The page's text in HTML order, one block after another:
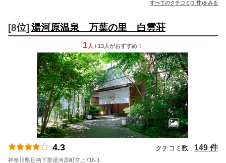
すべてのクチコミ(1 件)をみる
[8位] 湯河原温泉 万葉の里 白雲荘
1 人 / 13人がおすすめ！
4.3 クチコミ数 : 149 件
神奈川県足柄下郡湯河原町宮上716-1